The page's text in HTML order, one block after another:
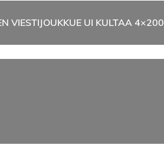
VIESTIJOUKKUE UI KULTAA